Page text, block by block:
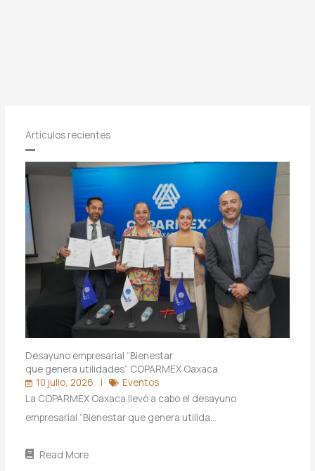
Artículos recientes
Desayuno empresarial “Bienestar
que genera utilidades” COPARMEX Oaxaca
10 julio, 2026
Eventos
La COPARMEX Oaxaca llevó a cabo el desayuno
empresarial “Bienestar que genera utilida…
Read More